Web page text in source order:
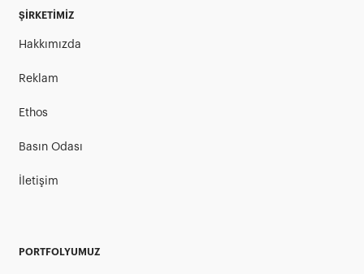
ŞİRKETİMİZ
Hakkımızda
Reklam
Ethos
Basın Odası
İletişim
PORTFOLYUMUZ